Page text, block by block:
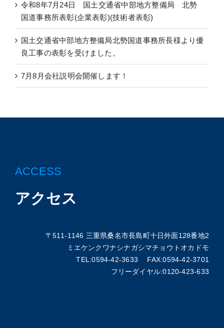
令和8年7月24日 国土交通省中部地方整備局 北勢
国道事務所表彰(企業表彰)(技術者表彰)
国土交通省中部地方整備局北勢国道事務所長様より優
良工事の表彰を受けました。
7月8月会社説明会開催します！
ACCESS
アクセス
〒511-1146 三重県桑名市長島町十日外面128番地2
ミエケンクワナシナガシマチョウトオカドモ
TEL:0594-42-3633 FAX:0594-42-3701
フリーダイヤル:0120-423-633